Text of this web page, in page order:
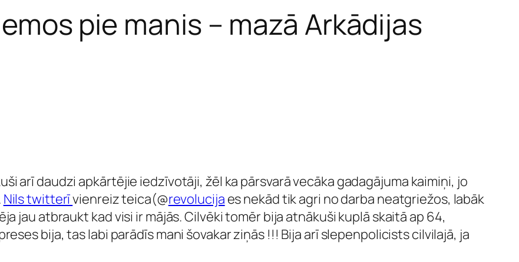
pie manis – mazā Arkādijas
arī daudzi apkārtējie iedzīvotāji, žēl ka pārsvarā vecāka gadagājuma kaimiņi, jo
Nils twitterīvienreiz teica(@revolucija es nekād tik agri no darba neatgriežos, labāk
jau atbraukt kad visi ir mājās. Cilvēki tomēr bija atnākuši kuplā skaitā ap 64,
bija, tas labi parādīs mani šovakar ziņās !!! Bija arī slepenpolicists cilvilajā, ja